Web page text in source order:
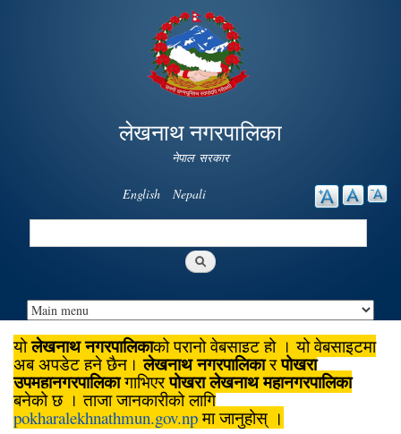
main
content
लेखनाथ नगरपालिका
नेपाल सरकार
English Nepali
Search
योलेखनाथ नगरपालिकाको पुरानो वेबसाइट हो । यो वेबसाइटमा
अब अपडेट हुने छैन।लेखनाथ नगरपालिकारपोखरा
उपमहानगरपालिकागाभिएरपोखरा लेखनाथ महानगरपालिका
बनेको छ । ताजा जानकारीको लागि
pokharalekhnathmun.gov.npमा जानुहोस् ।